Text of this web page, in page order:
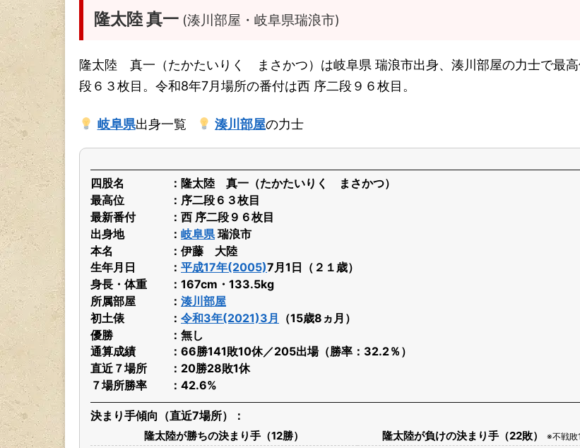
隆太陸 真一 (湊川部屋・岐阜県瑞浪市)
隆太陸 真一（たかたいりく まさかつ）は岐阜県 瑞浪市出身、湊川部屋の力士で最高
段６３枚目。令和8年7月場所の番付は西 序二段９６枚目。
岐阜県出身一覧 湊川部屋の力士
四股名
隆太陸 真一（たかたいりく まさかつ）
最高位
序二段６３枚目
最新番付
西 序二段９６枚目
出身地
岐阜県 瑞浪市
本名
伊藤 大陸
生年月日
平成17年(2005)7月1日（２１歳）
身長・体重
167cm・133.5kg
所属部屋
湊川部屋
初土俵
令和3年(2021)3月
（15歳8ヵ月）
優勝
無し
通算成績
66勝141敗10休／205出場（勝率：32.2％）
直近７場所
20勝28敗1休
７場所勝率
42.6%
決まり手傾向（直近7場所）
隆太陸が勝ちの決まり手（12勝） 隆太陸が負けの決まり手（22敗） ※不戦敗